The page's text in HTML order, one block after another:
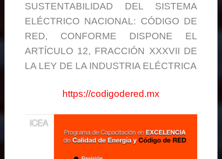
SUSTENTABILIDAD DEL SISTEMA
ELÉCTRICO NACIONAL: CÓDIGO DE
RED, CONFORME DISPONE EL
ARTÍCULO 12, FRACCIÓN XXXVII DE
LA LEY DE LA INDUSTRIA ELÉCTRICA
https://codigodered.mx